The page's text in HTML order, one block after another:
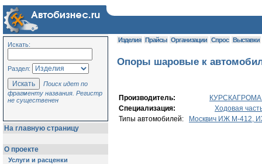
Искать:
Раздел:
Поиск идет по
фрагменту названия. Регистр
не существенен
На главную страницу
О проекте
Услуги и расценки
Изделия Прайсы Организации Спрос Выставки
Опоры шаровые к
Производитель:
Специализация:
Ходовая
Типы автомобилей:
Москвич ИЖ М-412,